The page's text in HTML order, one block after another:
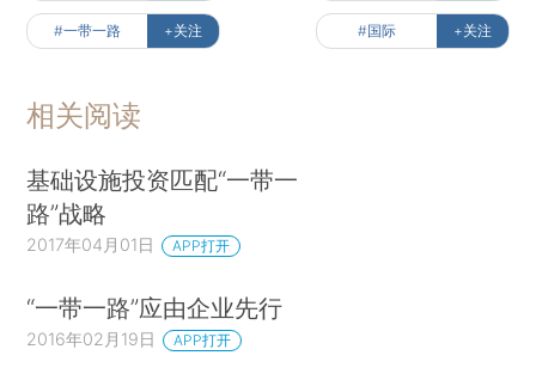
#一带一路 +关注 #国际 +关注
相关阅读
基础设施投资匹配“一带一
路”战略
2017年04月01日 APP打开
“一带一路”应由企业先行
2016年02月19日 APP打开